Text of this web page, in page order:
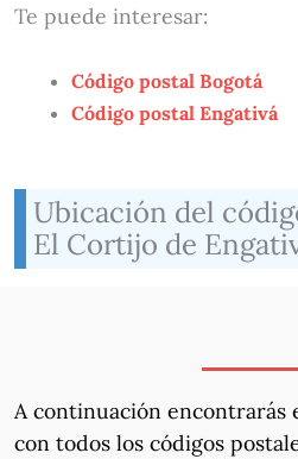
Te puede interesar:
Código postal Bogotá
Código postal Engativá
Ubicación del
El Cortijo de
A continuación encontrarás
con todos los códigos